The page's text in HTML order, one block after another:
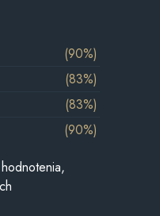
(90%)
(83%)
(83%)
(90%)